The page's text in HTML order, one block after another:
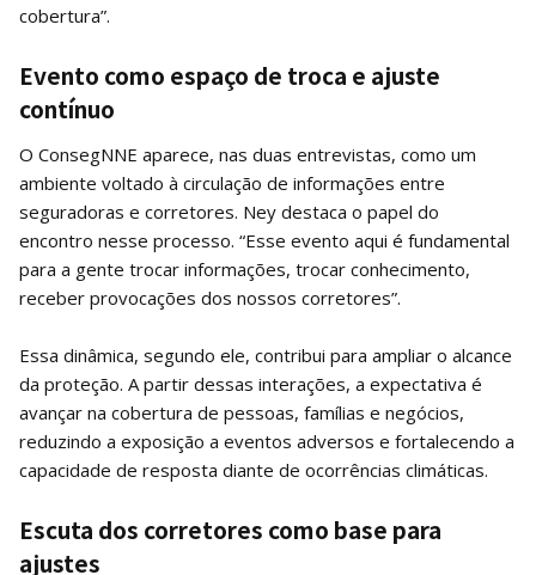
cobertura”.
Evento como espaço de troca e ajuste
contínuo
O ConsegNNE aparece, nas duas entrevistas, como um
ambiente voltado à circulação de informações entre
seguradoras e corretores. Ney destaca o papel do
encontro nesse processo. “Esse evento aqui é fundamental
para a gente trocar informações, trocar conhecimento,
receber provocações dos nossos corretores”.
Essa dinâmica, segundo ele, contribui para ampliar o alcance
da proteção. A partir dessas interações, a expectativa é
avançar na cobertura de pessoas, famílias e negócios,
reduzindo a exposição a eventos adversos e fortalecendo a
capacidade de resposta diante de ocorrências climáticas.
Escuta dos corretores como base para
ajustes